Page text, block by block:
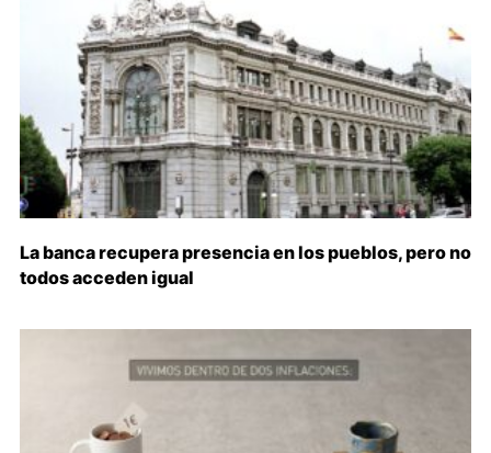
La banca recupera presencia en los pueblos, pero no
todos acceden igual